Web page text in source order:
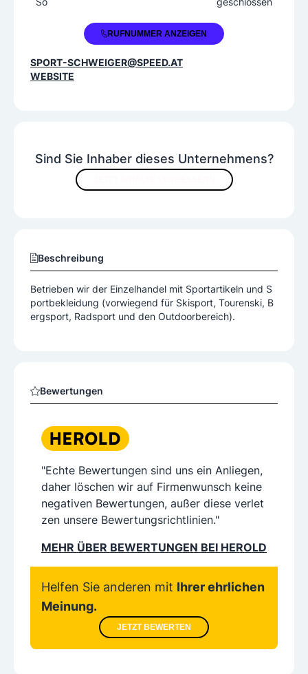
Sind Sie Inhaber dieses Unternehmens?
Beschreibung
Betrieben wir der Einzelhandel mit Sportartikeln und S
portbekleidung (vorwiegend für Skisport, Tourenski, B
ergsport, Radsport und den Outdoorbereich).
Bewertungen
"Echte Bewertungen sind uns ein Anliegen,
daher löschen wir auf Firmenwunsch keine
negativen Bewertungen, außer diese verlet
zen unsere Bewertungsrichtlinien."
MEHR ÜBER BEWERTUNGEN BEI HEROLD
Helfen Sie anderen mit Ihrer ehrlichen
Meinung.
JETZT BEWERTEN
+43 2764 2679RUFNUMMER ANZEIGEN
SPORT-SCHWEIGER@SPEED.AT
WEBSITE